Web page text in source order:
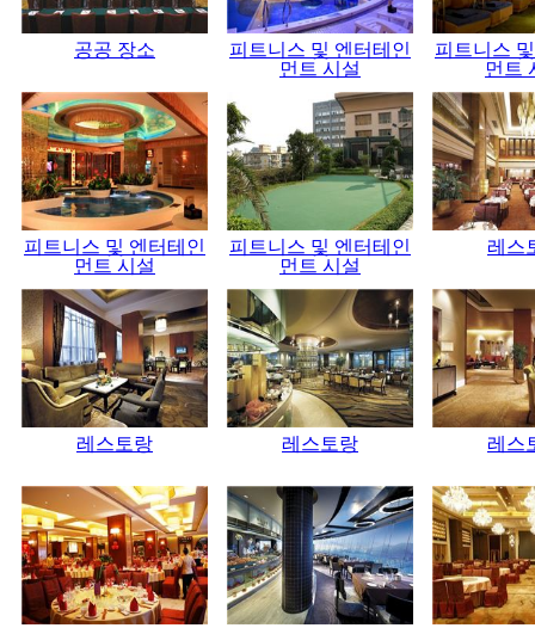
공공 장소
피트니스 및 엔터테인
먼트 시설
피트니스
먼트
피트니스 및 엔터테인
먼트 시설
피트니스 및 엔터테인
먼트 시설
레스
레스토랑 레스토랑 레스